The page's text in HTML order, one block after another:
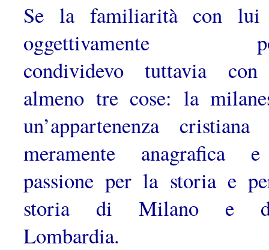
Se la familiarità con lui
oggettivamente
condividevo tuttavia
almeno tre cose: la
un’appartenenza cristiana
meramen­te anagrafica
passione per la storia e
storia di Milano e
Lombardia.